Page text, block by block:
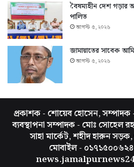
বৈষম্যহীন দেশ গড়ার
পালিত
আগস্ট ৫, ২০২৬
জামায়াতের সাবেক
আগস্ট ৫, ২০২৬
প্রকাশক - শোয়েব হোসেন, সম্পাদক
ব্যবস্থাপনা সম্পাদক - মোঃ সোহেল
সাহা মার্কেট, শহীদ হারুন
মোবাইল -